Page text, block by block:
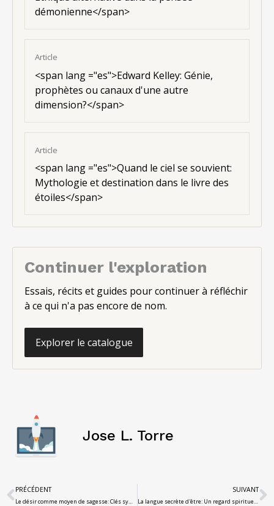
démonienne</span>
Article
<span lang ="es">Edward Kelley: Génie,
prophètes ou canaux d'une autre
dimension?</span>
Article
<span lang ="es">Quand le ciel se souvient:
Mythologie et destination dans le livre des
étoiles</span>
Continuer l'exploration
Essais, récits et guides pour continuer à réfléchir
à ce qui n'a pas encore de nom.
Explorer le catalogue
Jose L. Torre
PRÉCÉDENT
Le désir comme moyen de sagesse: Clés symboliques de l'héritage asmodeo
SUIVANT
La langue secrète d'être: Un regard spirituel sur le nom intérieur